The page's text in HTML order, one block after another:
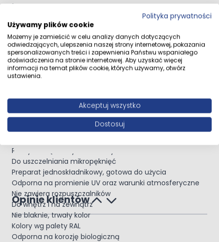
KOLOR: RAL 000 35 00
Bardzo zbliżony do pierwszego zdjęcia.
Jeśli chcesz zobaczyć jak wygląda kolor,
szukaj NUMERU koloru w grafikach
wyszukiwarki
ZASTOSOWANIE:
Eternitów, betonu itd
Po wyschnięciu wysoce elastyczna struktura
Do uszczelniania mikropęknięć
Preparat jednoskładnikowy, gotowa do użycia
Odporna na promienie UV oraz warunki atmosferyczne
Nie zawiera rozpuszczalników
Do wnętrz i na zewnątrz
Nie blaknie, trwały kolor
Kolory wg palety RAL
Odporna na korozję biologiczną
Opinie klientów
Polityka prywatności
Używamy plików cookie
Możemy je zamieścić w celu analizy danych dotyczących
odwiedzających, ulepszenia naszej strony internetowej, pokazania
spersonalizowanych treści i zapewnienia Państwu wspaniałego
doświadczenia na stronie internetowej. Aby uzyskać więcej
informacji na temat plików cookie, których używamy, otwórz
ustawienia.
Akceptuj wszystko
Dostosuj